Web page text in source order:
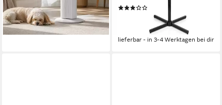
140,00 €
-43%
lieferbar - in 7-9 Werktagen bei dir
UVP89,90 €
lieferbar - in 3-4 Werktagen bei dir